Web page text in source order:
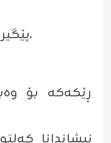
پێگیری ب مەرجێن پێشانگەهێ.
ڕێکەکە بۆ